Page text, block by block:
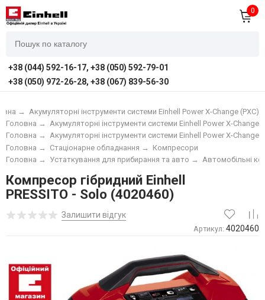
0
+38 (044) 592-16-17, +38 (050) 592-79-01
+38 (050) 972-26-28, +38 (067) 839-56-30
→
Акумуляторні інструменти системи Einhell Power X-Change (PXC)
Акумуляторні інструменти системи Einhell Power X-Change
Головна →
Акумуляторні інструменти системи Einhell Power X-Change
Головна →
Компресори
Стаціонарне обладнання →
Головна →
Автомобільні
Устаткування для прибирання та авто →
Головна →
Компресор гібридний Einhell
PRESSITO - Solo (4020460)
Залишити відгук
Артикул: 4020460